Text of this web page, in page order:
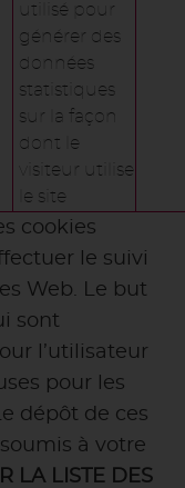
utilisé pour
générer des
données
statistiques
sur la façon
dont le
visiteur utilise
le site
cookies
le suivi
Web. Le but
sont
l’utilisateur
pour les
dépôt de ces
à votre
LA LISTE DES